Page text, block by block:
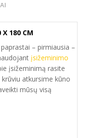
X 180 CM
– pirmiausia –
įsižeminimo
įsižeminimą rasite
atkursime kūno
mūsų visą